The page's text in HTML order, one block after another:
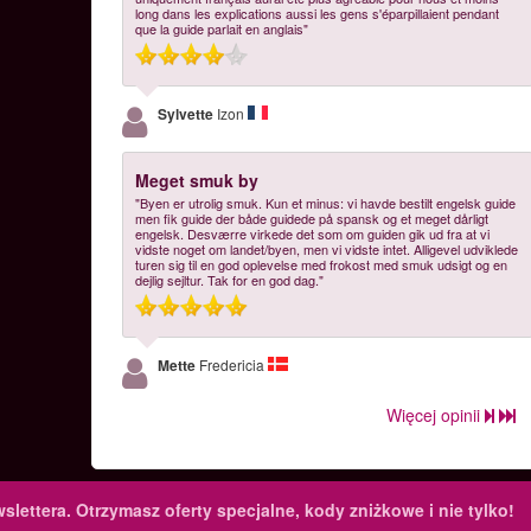
long dans les explications aussi les gens s'éparpillaient pendant
que la guide parlait en anglais"
Sylvette Izon
Meget smuk by
"Byen er utrolig smuk. Kun et minus: vi havde bestilt engelsk guide
men fik guide der både guidede på spansk og et meget dårligt
engelsk. Desværre virkede det som om guiden gik ud fra at vi
vidste noget om landet/byen, men vi vidste intet. Alligevel udviklede
turen sig til en god oplevelse med frokost med smuk udsigt og en
dejlig sejltur. Tak for en god dag."
Mette Fredericia
Więcej opinii
Otrzymasz oferty specjalne, kody zniżkowe i nie tylko!